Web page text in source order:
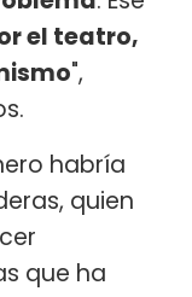
el teatro,
",
habría
quien
que ha